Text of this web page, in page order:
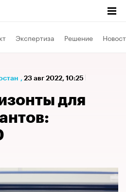
Экспертиза Решение
, 23 авг 2022, 10:25
для